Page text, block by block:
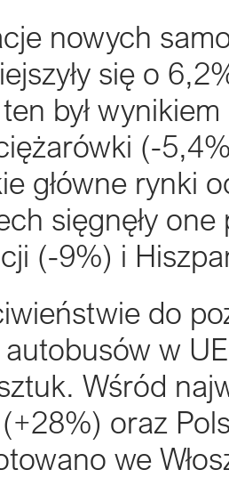
nowych
się o
był
(-
główne rynki
sięgnęły
(-9%) i
do
w
Wśród
oraz
we